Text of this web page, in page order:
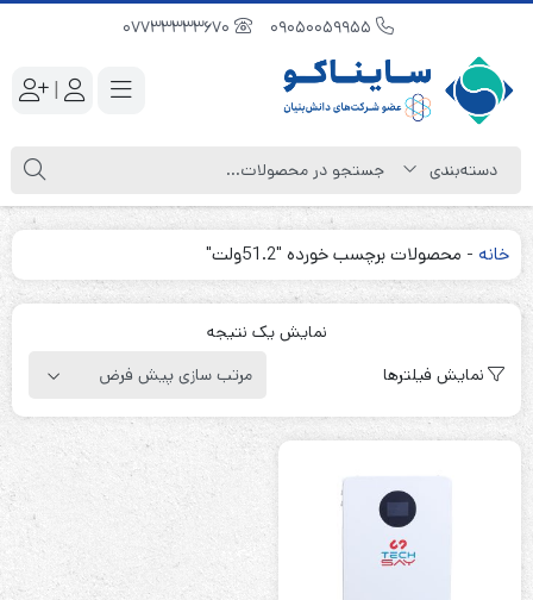
|
خانه - محصولات برچسب خورده "51.2ولت"
نمایش یک نتیجه
نمایش فیلترها